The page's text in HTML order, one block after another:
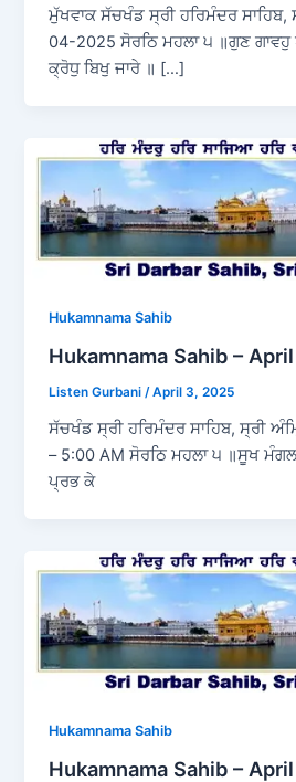
ਮੁੱਖਵਾਕ ਸੱਚਖੰਡ ਸ੍ਰੀ ਹਰਿਮੰਦਰ
04-2025 ਸੋਰਠਿ ਮਹਲਾ ੫ ॥ਗੁਣ ਗਾਵਹੁ
ਕ੍ਰੋਧੁ ਬਿਖੁ ਜਾਰੇ ॥ […]
Hukamnama Sahib
Hukamnama Sahib –
Listen Gurbani/April 3, 2025
ਸੱਚਖੰਡ ਸ੍ਰੀ ਹਰਿਮੰਦਰ ਸਾਹਿਬ, ਸ੍ਰੀ
– 5:00 AM ਸੋਰਠਿ ਮਹਲਾ ੫ ॥ਸੂਖ
ਪ੍ਰਭ ਕੇ
Hukamnama Sahib
Hukamnama Sahib –